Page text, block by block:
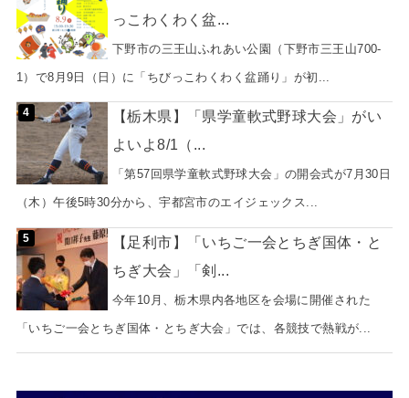
っこわくわく盆...
下野市の三王山ふれあい公園（下野市三王山700-
1）で8月9日（日）に「ちびっこわくわく盆踊り」が初...
【栃木県】「県学童軟式野球大会」がい
よいよ8/1（...
「第57回県学童軟式野球大会」の開会式が7月30日
（木）午後5時30分から、宇都宮市のエイジェックス...
【足利市】「いちご一会とちぎ国体・と
ちぎ大会」「剣...
今年10月、栃木県内各地区を会場に開催された
「いちご一会とちぎ国体・とちぎ大会」では、各競技で熱戦が...